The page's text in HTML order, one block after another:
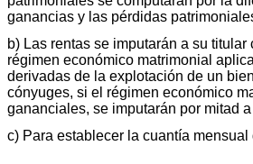
ganancias y las pérdidas
b) Las rentas se imputarán a su titular
régimen económico matrimonial
derivadas de la explotación de un
cónyuges, si el régimen económico
gananciales, se imputarán por mitad
c) Para establecer la cuantía mensual